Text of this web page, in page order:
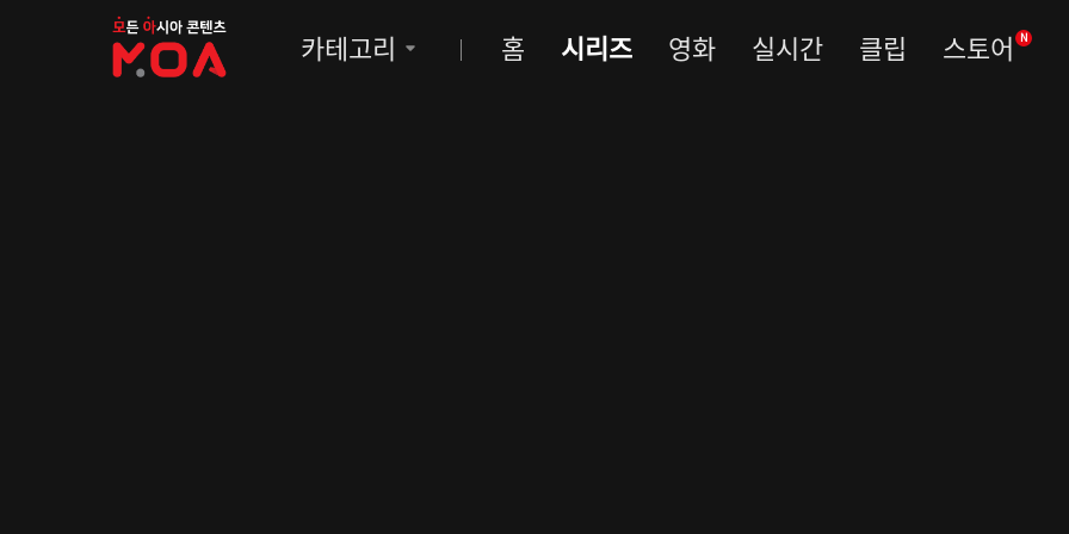
MOA
카테고리 홈 시리즈 영화 실시간 클립 스토어 N